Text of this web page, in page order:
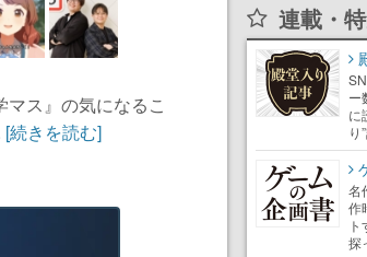
ス』の気になるこ
[続きを読む]
連載・
ー
に
り
名
作
探